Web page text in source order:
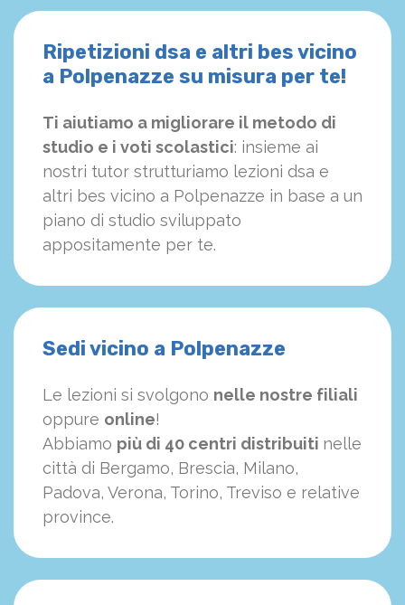
Ripetizioni dsa e altri bes vicino
a Polpenazze su misura per te!
Ti aiutiamo a migliorare il metodo di
studio e i voti scolastici: insieme ai
nostri tutor strutturiamo lezioni dsa e
altri bes vicino a Polpenazze in base a un
piano di studio sviluppato
appositamente per te.
Sedi vicino a Polpenazze
Le lezioni si svolgono nelle nostre filiali
oppure online!
Abbiamo più di 40 centri distribuiti nelle
città di Bergamo, Brescia, Milano,
Padova, Verona, Torino, Treviso e relative
province.